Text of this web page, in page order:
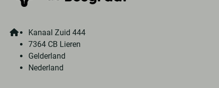
Kanaal Zuid 444
7364 CB Lieren
Gelderland
Nederland